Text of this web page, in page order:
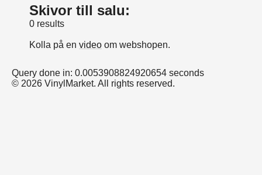
Skivor till salu:
0 results
Kolla på en video om webshopen.
Query done in: 0.0053908824920654 seconds
© 2026 VinylMarket. All rights reserved.